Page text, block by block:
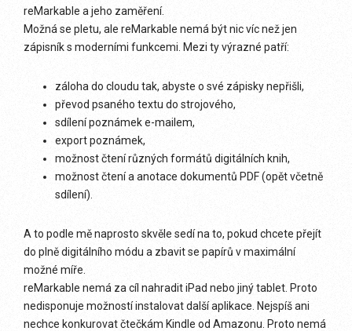
reMarkable a jeho zaměření.
Možná se pletu, ale reMarkable nemá být nic víc než jen
zápisník s moderními funkcemi. Mezi ty výrazné patří:
záloha do cloudu tak, abyste o své zápisky nepřišli,
převod psaného textu do strojového,
sdílení poznámek e-mailem,
export poznámek,
možnost čtení různých formátů digitálních knih,
možnost čtení a anotace dokumentů PDF (opět včetně
sdílení).
A to podle mě naprosto skvěle sedí na to, pokud chcete přejít
do plně digitálního módu a zbavit se papírů v maximální
možné míře.
reMarkable nemá za cíl nahradit iPad nebo jiný tablet. Proto
nedisponuje možností instalovat další aplikace. Nejspíš ani
nechce konkurovat čtečkám Kindle od Amazonu. Proto nemá